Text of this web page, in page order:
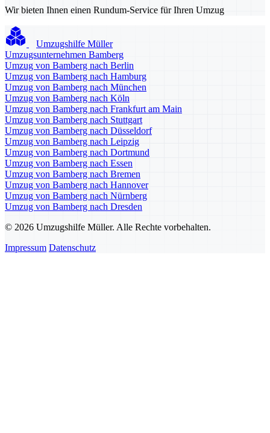
Wir bieten Ihnen einen Rundum-Service für Ihren Umzug
Umzugshilfe Müller
Umzugsunternehmen Bamberg
Umzug von Bamberg nach Berlin
Umzug von Bamberg nach Hamburg
Umzug von Bamberg nach München
Umzug von Bamberg nach Köln
Umzug von Bamberg nach Frankfurt am Main
Umzug von Bamberg nach Stuttgart
Umzug von Bamberg nach Düsseldorf
Umzug von Bamberg nach Leipzig
Umzug von Bamberg nach Dortmund
Umzug von Bamberg nach Essen
Umzug von Bamberg nach Bremen
Umzug von Bamberg nach Hannover
Umzug von Bamberg nach Nürnberg
Umzug von Bamberg nach Dresden
© 2026 Umzugshilfe Müller. Alle Rechte vorbehalten.
Impressum Datenschutz